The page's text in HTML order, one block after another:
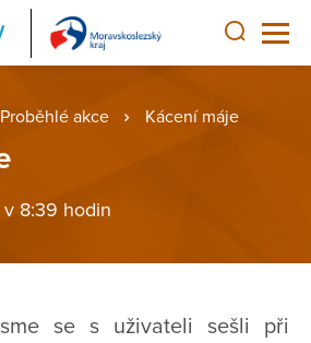
Proběhlé akce Kácení máje
v 8:39 hodin
se s uživateli sešli při